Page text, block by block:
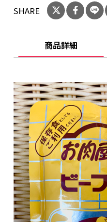
粉、ラード、砂糖、
ネ、リンゴピューレ
スターソース、しょ
（カラメル、カロチ
料、香料、（一部に
豆・豚肉・りんごを含
■殺菌方法：気密性容
菌
■内容量：200g
■保存方法：直射日光
ください。
■賞味期限：パッケ
年
SHARE
商品詳細